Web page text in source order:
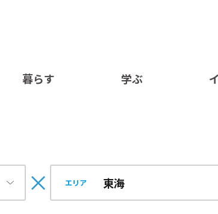
暮らす 学ぶ
エリア